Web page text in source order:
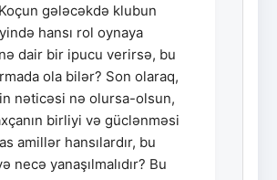
gələcəkdə klubun
hansı rol oynaya
dair bir ipucu verirsə, bu
ola bilər? Son olaraq,
nəticəsi nə olursa-olsun,
birliyi və güclənməsi
amillər hansılardır, bu
necə yanaşılmalıdır? Bu